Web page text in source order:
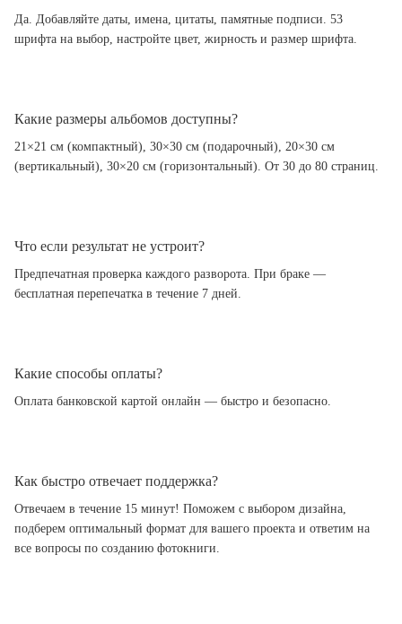
Да. Добавляйте даты, имена, цитаты, памятные подписи. 53
шрифта на выбор, настройте цвет, жирность и размер шрифта.
Какие размеры альбомов доступны?
21×21 см (компактный), 30×30 см (подарочный), 20×30 см
(вертикальный), 30×20 см (горизонтальный). От 30 до 80 страниц.
Что если результат не устроит?
Предпечатная проверка каждого разворота. При браке —
бесплатная перепечатка в течение 7 дней.
Какие способы оплаты?
Оплата банковской картой онлайн — быстро и безопасно.
Как быстро отвечает поддержка?
Отвечаем в течение 15 минут! Поможем с выбором дизайна,
подберем оптимальный формат для вашего проекта и ответим на
все вопросы по созданию фотокниги.